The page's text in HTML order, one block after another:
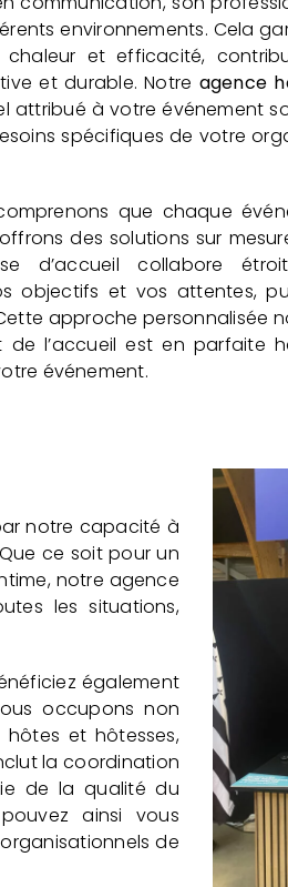
environnements. Cela
chaleur et efficacité,
et durable. Notre agence
attribué à votre événement
spécifiques de votre
que chaque
des solutions sur
d’accueil collabore
objectifs et vos attentes,
approche personnalisée
de l’accueil est en parfaite
événement.
notre capacité à
ce soit pour un
notre agence
les situations,
également
occupons non
et hôtesses,
la coordination
de la qualité du
ainsi vous
de